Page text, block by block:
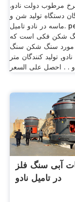
مرطوب دولت نادو.
دستگاه تولید شن و
ماسه در نادو تامیل. pe سری
شکن فکی است که
مورد سنگ شکن سنگ
تولید کنندگان متر
. . احصل على السعر
آبی سنگ فلز
در تامیل نادو